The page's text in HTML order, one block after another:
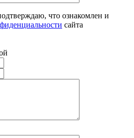
что ознакомлен и
сайта